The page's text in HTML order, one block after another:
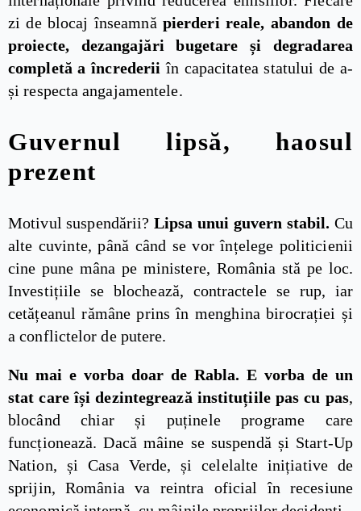
zi de blocaj înseamnă pierderi reale, abandon de
proiecte, dezangajări bugetare și degradarea
completă a încrederii în capacitatea statului de a-
și respecta angajamentele.
Guvernul lipsă, haosul
prezent
Motivul suspendării? Lipsa unui guvern stabil. Cu
alte cuvinte, până când se vor înțelege politicienii
cine pune mâna pe ministere, România stă pe loc.
Investițiile se blochează, contractele se rup, iar
cetățeanul rămâne prins în menghina birocrației și
a conflictelor de putere.
Nu mai e vorba doar de Rabla. E vorba de un
stat care își dezintegrează instituțiile pas cu pas,
blocând chiar și puținele programe care
funcționează. Dacă mâine se suspendă și Start-Up
Nation, și Casa Verde, și celelalte inițiative de
sprijin, România va reintra oficial în recesiune